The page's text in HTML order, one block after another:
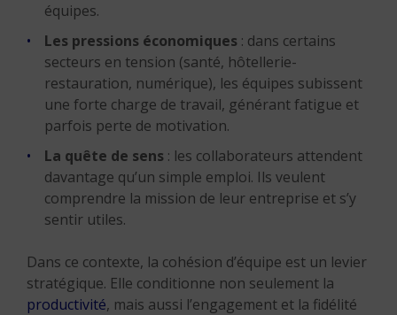
équipes.
Les pressions économiques : dans certains
secteurs en tension (santé, hôtellerie-
restauration, numérique), les équipes subissent
une forte charge de travail, générant fatigue et
parfois perte de motivation.
La quête de sens : les collaborateurs attendent
davantage qu’un simple emploi. Ils veulent
comprendre la mission de leur entreprise et s’y
sentir utiles.
Dans ce contexte, la cohésion d’équipe est un levier
stratégique. Elle conditionne non seulement la
productivité, mais aussi l’engagement et la fidélité